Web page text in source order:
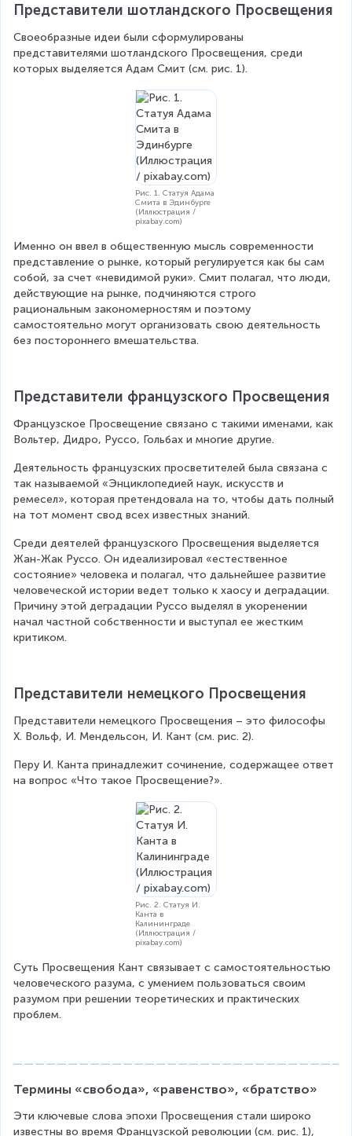
Представители шотландского Просвещения
Своеобразные идеи были сформулированы
представителями шотландского Просвещения, среди
которых выделяется Адам Смит (см. рис. 1).
Рис. 1. Статуя Адама
Смита в Эдинбурге
(Иллюстрация /
pixabay.com)
Именно он ввел в общественную мысль современности
представление о рынке, который регулируется как бы сам
собой, за счет «невидимой руки». Смит полагал, что люди,
действующие на рынке, подчиняются строго
рациональным закономерностям и поэтому
самостоятельно могут организовать свою деятельность
без постороннего вмешательства.
Представители французского Просвещения
Французское Просвещение связано с такими именами, как
Вольтер, Дидро, Руссо, Гольбах и многие другие.
Деятельность французских просветителей была связана с
так называемой «Энциклопедией наук, искусств и
ремесел», которая претендовала на то, чтобы дать полный
на тот момент свод всех известных знаний.
Среди деятелей французского Просвещения выделяется
Жан-Жак Руссо. Он идеализировал «естественное
состояние» человека и полагал, что дальнейшее развитие
человеческой истории ведет только к хаосу и деградации.
Причину этой деградации Руссо выделял в укоренении
начал частной собственности и выступал ее жестким
критиком.
Представители немецкого Просвещения
Представители немецкого Просвещения – это философы
Х. Вольф, И. Мендельсон, И. Кант (см. рис. 2).
Перу И. Канта принадлежит сочинение, содержащее ответ
на вопрос «Что такое Просвещение?».
Рис. 2. Статуя И.
Канта в
Калининграде
(Иллюстрация /
pixabay.com)
Суть Просвещения Кант связывает с самостоятельностью
человеческого разума, с умением пользоваться своим
разумом при решении теоретических и практических
проблем.
Термины «свобода», «равенство», «братство»
Эти ключевые слова эпохи Просвещения стали широко
известны во время Французской революции (см. рис. 1),